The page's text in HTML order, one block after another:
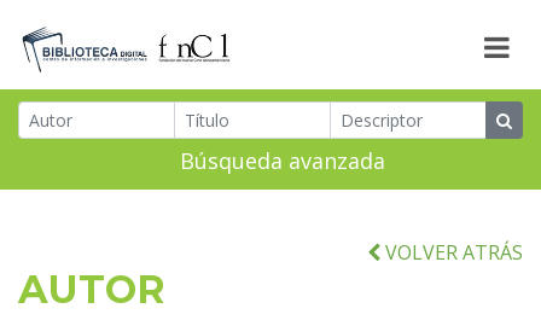
Búsqueda avanzada
VOLVER ATRÁS
AUTOR